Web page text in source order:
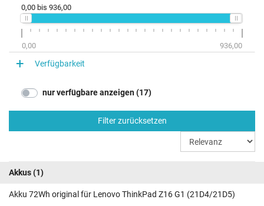
0,00 bis 936,00
0,00 936,00
Verfügbarkeit
nur verfügbare anzeigen (17)
Filter zurücksetzen
Akkus(1)
Akku 72Wh original für Lenovo ThinkPad Z16 G1 (21D4/21D5)